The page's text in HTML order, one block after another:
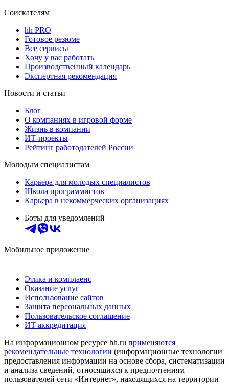
Соискателям
hh PRO
Готовое резюме
Все сервисы
Хочу у вас работать
Производственный календарь
Экспертная рекомендация
Новости и статьи
Блог
О компаниях в игровой форме
Жизнь в компании
ИТ-проекты
Рейтинг работодателей России
Молодым специалистам
Карьера для молодых специалистов
Школа программистов
Карьера в некоммерческих организациях
Боты для уведомлений
Мобильное приложение
Этика и комплаенс
Оказание услуг
Использование сайтов
Защита персональных данных
Пользовательское соглашение
ИТ аккредитация
На информационном ресурсе hh.ru применяются
рекомендательные технологии (информационные технологии
предоставления информации на основе сбора, систематизации
и анализа сведений, относящихся к предпочтениям
пользователей сети «Интернет», находящихся на территории